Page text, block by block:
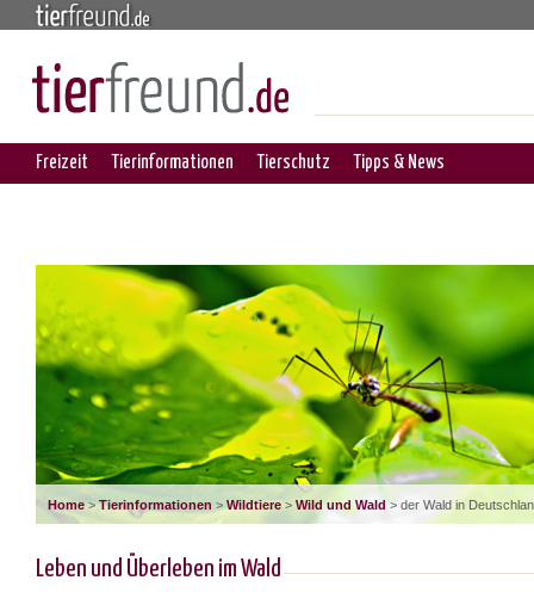
Freizeit Tierinformationen Tierschutz Tipps & News
Home>Tierinformationen > Wildtiere > Wild und Wald> der Wald in
Leben und Überleben im Wald